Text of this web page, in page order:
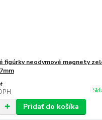
figúrky neodymové magnety
Pridať do košíka